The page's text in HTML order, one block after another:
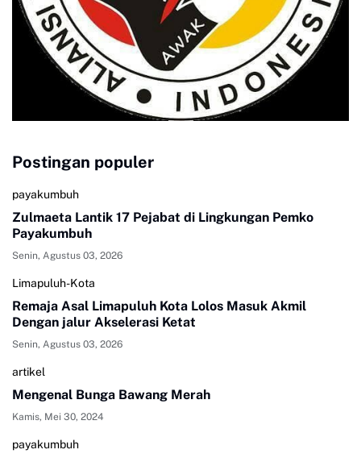
Postingan populer
payakumbuh
Zulmaeta Lantik 17 Pejabat di Lingkungan Pemko
Payakumbuh
Senin, Agustus 03, 2026
Limapuluh-Kota
Remaja Asal Limapuluh Kota Lolos Masuk Akmil
Dengan jalur Akselerasi Ketat
Senin, Agustus 03, 2026
artikel
Mengenal Bunga Bawang Merah
Kamis, Mei 30, 2024
payakumbuh